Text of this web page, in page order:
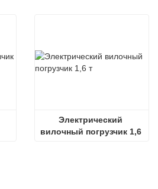
Электрический
вилочный погрузчик 1,6